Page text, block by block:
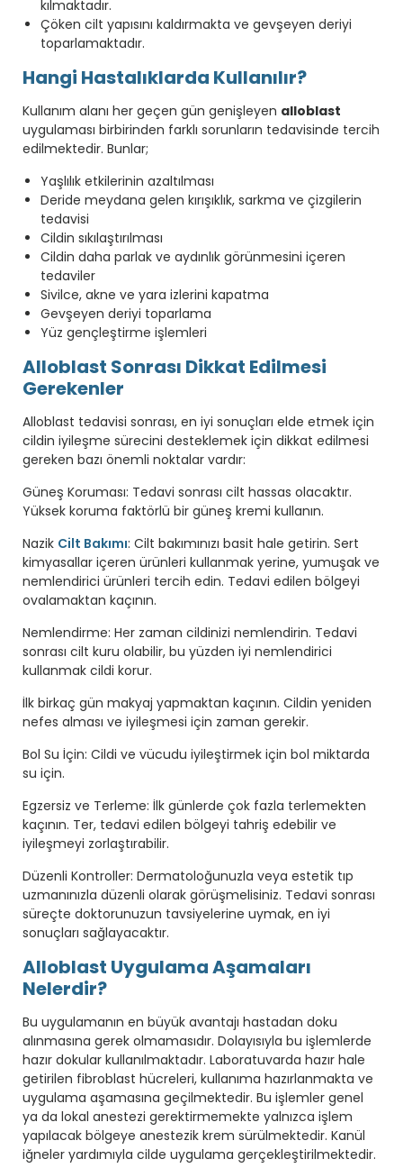
kılmaktadır.
Çöken cilt yapısını kaldırmakta ve gevşeyen deriyi
toparlamaktadır.
Hangi Hastalıklarda Kullanılır?
Kullanım alanı her geçen gün genişleyen alloblast
uygulaması birbirinden farklı sorunların tedavisinde tercih
edilmektedir. Bunlar;
Yaşlılık etkilerinin azaltılması
Deride meydana gelen kırışıklık, sarkma ve çizgilerin
tedavisi
Cildin sıkılaştırılması
Cildin daha parlak ve aydınlık görünmesini içeren
tedaviler
Sivilce, akne ve yara izlerini kapatma
Gevşeyen deriyi toparlama
Yüz gençleştirme işlemleri
Alloblast Sonrası Dikkat Edilmesi
Gerekenler
Alloblast tedavisi sonrası, en iyi sonuçları elde etmek için
cildin iyileşme sürecini desteklemek için dikkat edilmesi
gereken bazı önemli noktalar vardır:
Güneş Koruması: Tedavi sonrası cilt hassas olacaktır.
Yüksek koruma faktörlü bir güneş kremi kullanın.
Nazik Cilt Bakımı: Cilt bakımınızı basit hale getirin. Sert
kimyasallar içeren ürünleri kullanmak yerine, yumuşak ve
nemlendirici ürünleri tercih edin. Tedavi edilen bölgeyi
ovalamaktan kaçının.
Nemlendirme: Her zaman cildinizi nemlendirin. Tedavi
sonrası cilt kuru olabilir, bu yüzden iyi nemlendirici
kullanmak cildi korur.
İlk birkaç gün makyaj yapmaktan kaçının. Cildin yeniden
nefes alması ve iyileşmesi için zaman gerekir.
Bol Su İçin: Cildi ve vücudu iyileştirmek için bol miktarda
su için.
Egzersiz ve Terleme: İlk günlerde çok fazla terlemekten
kaçının. Ter, tedavi edilen bölgeyi tahriş edebilir ve
iyileşmeyi zorlaştırabilir.
Düzenli Kontroller: Dermatoloğunuzla veya estetik tıp
uzmanınızla düzenli olarak görüşmelisiniz. Tedavi sonrası
süreçte doktorunuzun tavsiyelerine uymak, en iyi
sonuçları sağlayacaktır.
Alloblast Uygulama Aşamaları
Nelerdir?
Bu uygulamanın en büyük avantajı hastadan doku
alınmasına gerek olmamasıdır. Dolayısıyla bu işlemlerde
hazır dokular kullanılmaktadır. Laboratuvarda hazır hale
getirilen fibroblast hücreleri, kullanıma hazırlanmakta ve
uygulama aşamasına geçilmektedir. Bu işlemler genel
ya da lokal anestezi gerektirmemekte yalnızca işlem
yapılacak bölgeye anestezik krem sürülmektedir. Kanül
iğneler yardımıyla cilde uygulama gerçekleştirilmektedir.